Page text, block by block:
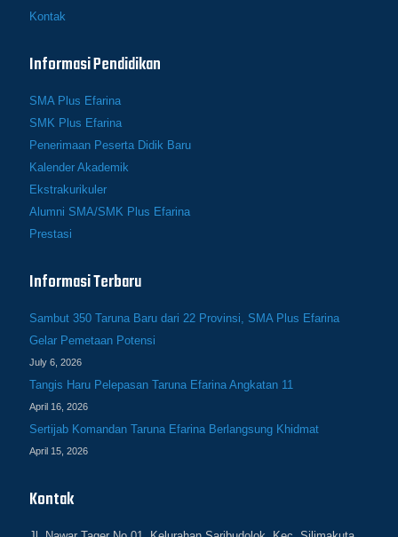
Kontak
Informasi Pendidikan
SMA Plus Efarina
SMK Plus Efarina
Penerimaan Peserta Didik Baru
Kalender Akademik
Ekstrakurikuler
Alumni SMA/SMK Plus Efarina
Prestasi
Informasi Terbaru
Sambut 350 Taruna Baru dari 22 Provinsi, SMA Plus Efarina
Gelar Pemetaan Potensi
July 6, 2026
Tangis Haru Pelepasan Taruna Efarina Angkatan 11
April 16, 2026
Sertijab Komandan Taruna Efarina Berlangsung Khidmat
April 15, 2026
Kontak